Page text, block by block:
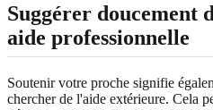
Suggérer doucement
aide professionnelle
Soutenir votre proche signifie
chercher de l'aide extérieure. Cela